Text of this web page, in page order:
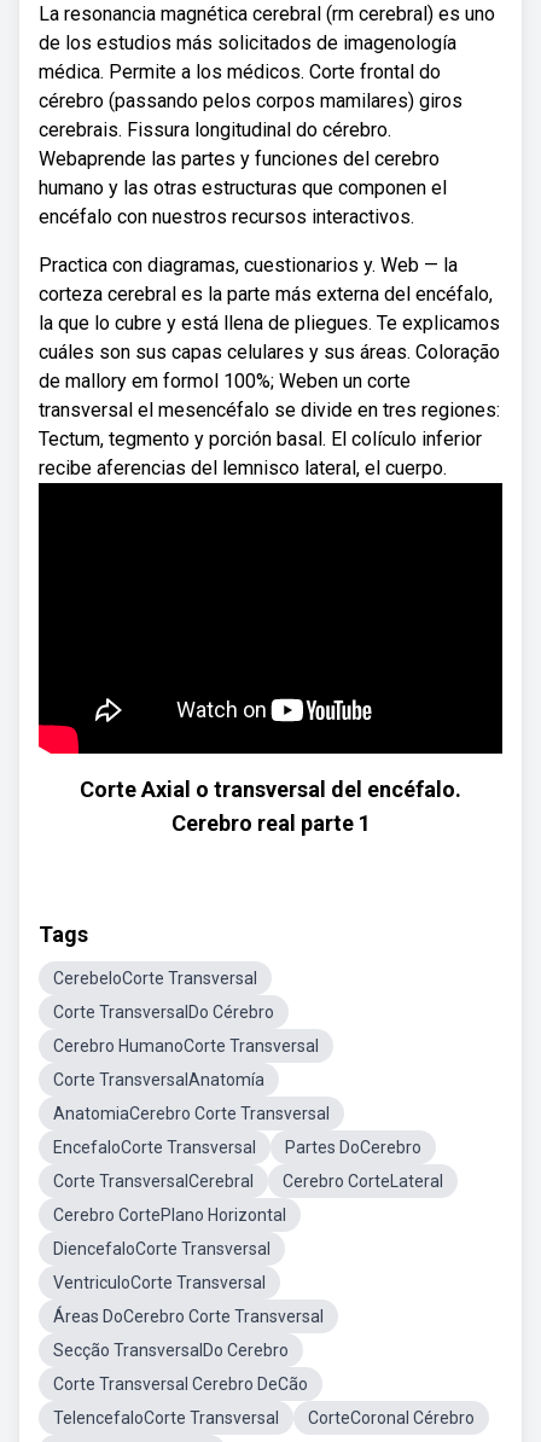
La resonancia magnética cerebral (rm cerebral) es uno
de los estudios más solicitados de imagenología
médica. Permite a los médicos. Corte frontal do
cérebro (passando pelos corpos mamilares) giros
cerebrais. Fissura longitudinal do cérebro.
Webaprende las partes y funciones del cerebro
humano y las otras estructuras que componen el
encéfalo con nuestros recursos interactivos.
Practica con diagramas, cuestionarios y. Web — la
corteza cerebral es la parte más externa del encéfalo,
la que lo cubre y está llena de pliegues. Te explicamos
cuáles son sus capas celulares y sus áreas. Coloração
de mallory em formol 100%; Weben un corte
transversal el mesencéfalo se divide en tres regiones:
Tectum, tegmento y porción basal. El colículo inferior
recibe aferencias del lemnisco lateral, el cuerpo.
Corte Axial o transversal del encéfalo.
Cerebro real parte 1
Tags
CerebeloCorte Transversal
Corte TransversalDo Cérebro
Cerebro HumanoCorte Transversal
Corte TransversalAnatomía
AnatomiaCerebro Corte Transversal
EncefaloCorte Transversal
Partes DoCerebro
Corte TransversalCerebral
Cerebro CorteLateral
Cerebro CortePlano Horizontal
DiencefaloCorte Transversal
VentriculoCorte Transversal
Áreas DoCerebro Corte Transversal
Secção TransversalDo Cerebro
Corte Transversal Cerebro DeCão
TelencefaloCorte Transversal
CorteCoronal Cérebro